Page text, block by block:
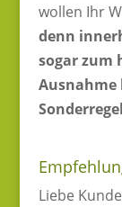
wollen Ihr
denn
sogar zum
Ausnahme
Liebe